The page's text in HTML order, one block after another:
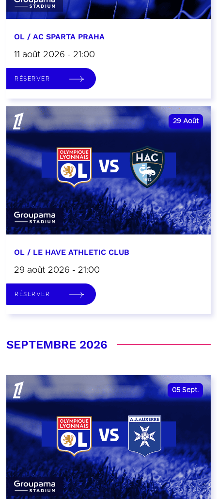
OL / AC SPARTA PRAHA
11 août 2026 - 21:00
RÉSERVER
29 Août
OL / LE HAVE ATHLETIC CLUB
29 août 2026 - 21:00
RÉSERVER
SEPTEMBRE 2026
05 Sept.